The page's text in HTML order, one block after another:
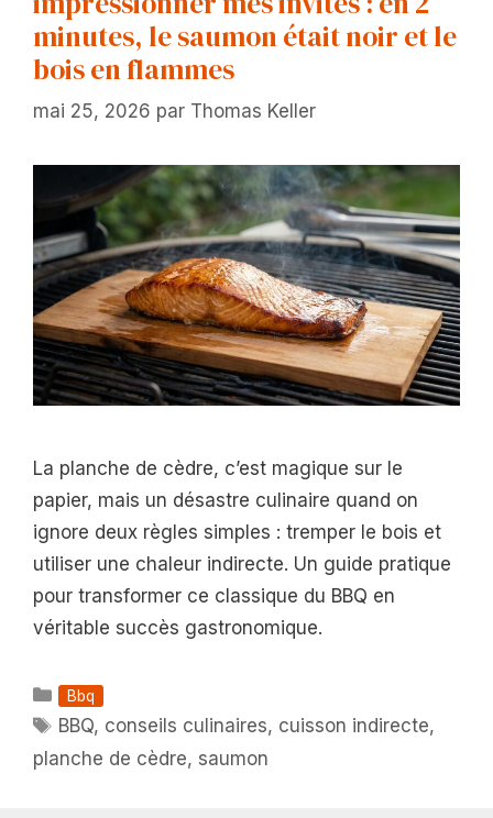
minutes, le saumon était noir et le
bois en flammes
mai 25, 2026 par Thomas Keller
La planche de cèdre, c’est magique sur le
papier, mais un désastre culinaire quand on
ignore deux règles simples : tremper le bois et
utiliser une chaleur indirecte. Un guide pratique
pour transformer ce classique du BBQ en
véritable succès gastronomique.
Catégories
Bbq
Étiquettes
BBQ, conseils culinaires, cuisson indirecte,
planche de cèdre, saumon